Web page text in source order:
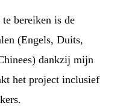
bereiken is de
(Engels, Duits,
dankzij mijn
het project inclusief